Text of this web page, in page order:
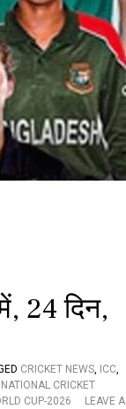
त
कौ
र
का
इ
रा
दा
24 दिन,
CRICKET NEWS, ICC,
CRICKET
CUP-2026
LEAVE A